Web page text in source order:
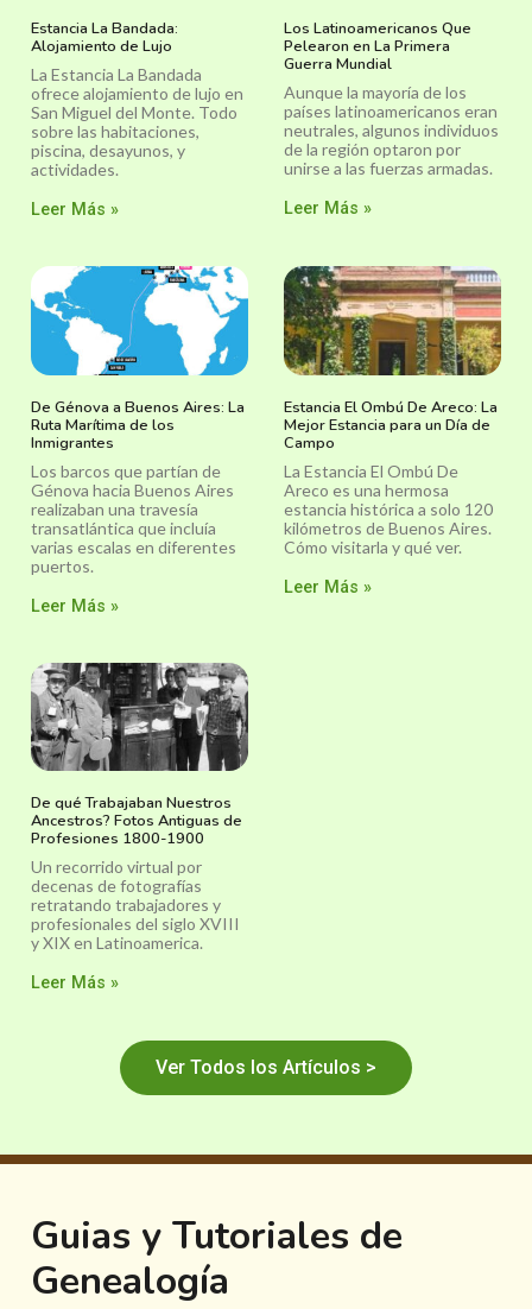
Estancia La Bandada:
Alojamiento de Lujo
La Estancia La Bandada
ofrece alojamiento de lujo en
San Miguel del Monte. Todo
sobre las habitaciones,
piscina, desayunos, y
actividades.
Leer Más »
Los Latinoamericanos Que
Pelearon en La Primera
Guerra Mundial
Aunque la mayoría de los
países latinoamericanos eran
neutrales, algunos individuos
de la región optaron por
unirse a las fuerzas armadas.
Leer Más »
De Génova a Buenos Aires: La
Ruta Marítima de los
Inmigrantes
Los barcos que partían de
Génova hacia Buenos Aires
realizaban una travesía
transatlántica que incluía
varias escalas en diferentes
puertos.
Leer Más »
Estancia El Ombú De Areco: La
Mejor Estancia para un Día de
Campo
La Estancia El Ombú De
Areco es una hermosa
estancia histórica a solo 120
kilómetros de Buenos Aires.
Cómo visitarla y qué ver.
Leer Más »
De qué Trabajaban Nuestros
Ancestros? Fotos Antiguas de
Profesiones 1800-1900
Un recorrido virtual por
decenas de fotografías
retratando trabajadores y
profesionales del siglo XVIII
y XIX en Latinoamerica.
Leer Más »
Ver Todos los Artículos >
Guias y Tutoriales de
Genealogía